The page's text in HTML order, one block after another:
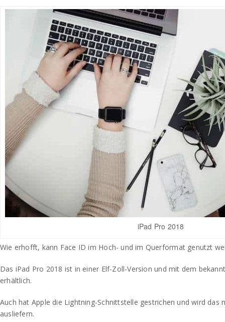
iPad Pro 2018
Wie erhofft, kann Face ID im Hoch- und im Querformat genutzt
Das iPad Pro 2018 ist in einer Elf-Zoll-Version und mit dem
erhältlich.
Auch hat Apple die Lightning-Schnittstelle gestrichen und wird das
ausliefern.